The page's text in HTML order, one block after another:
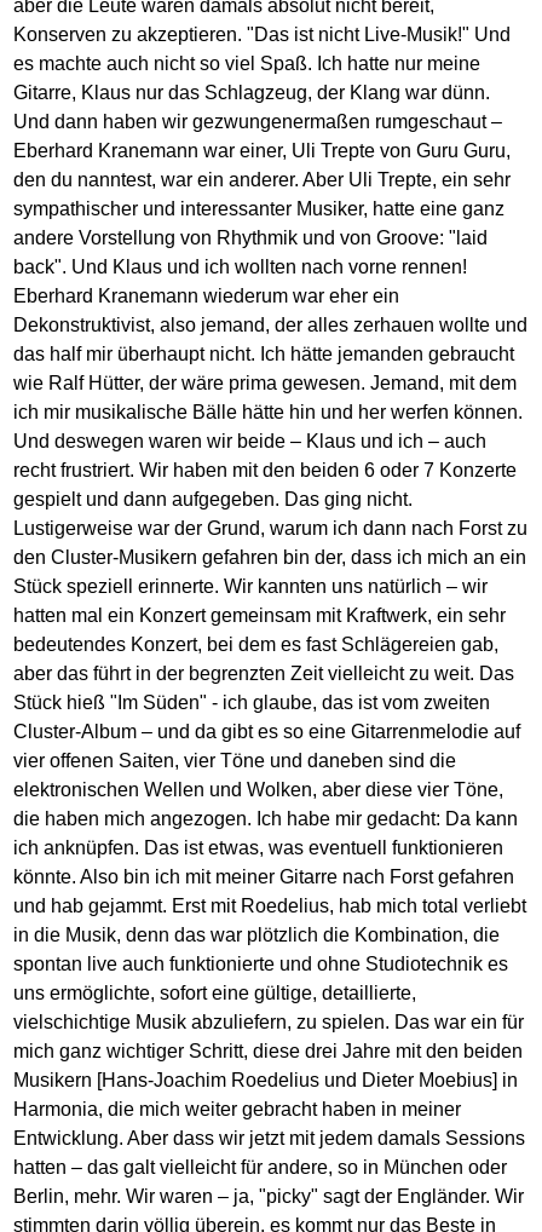
aber die Leute waren damals absolut nicht bereit,
Konserven zu akzeptieren. "Das ist nicht Live-Musik!" Und
es machte auch nicht so viel Spaß. Ich hatte nur meine
Gitarre, Klaus nur das Schlagzeug, der Klang war dünn.
Und dann haben wir gezwungenermaßen rumgeschaut –
Eberhard Kranemann war einer, Uli Trepte von Guru Guru,
den du nanntest, war ein anderer. Aber Uli Trepte, ein sehr
sympathischer und interessanter Musiker, hatte eine ganz
andere Vorstellung von Rhythmik und von Groove: "laid
back". Und Klaus und ich wollten nach vorne rennen!
Eberhard Kranemann wiederum war eher ein
Dekonstruktivist, also jemand, der alles zerhauen wollte und
das half mir überhaupt nicht. Ich hätte jemanden gebraucht
wie Ralf Hütter, der wäre prima gewesen. Jemand, mit dem
ich mir musikalische Bälle hätte hin und her werfen können.
Und deswegen waren wir beide – Klaus und ich – auch
recht frustriert. Wir haben mit den beiden 6 oder 7 Konzerte
gespielt und dann aufgegeben. Das ging nicht.
Lustigerweise war der Grund, warum ich dann nach Forst zu
den Cluster-Musikern gefahren bin der, dass ich mich an ein
Stück speziell erinnerte. Wir kannten uns natürlich – wir
hatten mal ein Konzert gemeinsam mit Kraftwerk, ein sehr
bedeutendes Konzert, bei dem es fast Schlägereien gab,
aber das führt in der begrenzten Zeit vielleicht zu weit. Das
Stück hieß "Im Süden" - ich glaube, das ist vom zweiten
Cluster-Album – und da gibt es so eine Gitarrenmelodie auf
vier offenen Saiten, vier Töne und daneben sind die
elektronischen Wellen und Wolken, aber diese vier Töne,
die haben mich angezogen. Ich habe mir gedacht: Da kann
ich anknüpfen. Das ist etwas, was eventuell funktionieren
könnte. Also bin ich mit meiner Gitarre nach Forst gefahren
und hab gejammt. Erst mit Roedelius, hab mich total verliebt
in die Musik, denn das war plötzlich die Kombination, die
spontan live auch funktionierte und ohne Studiotechnik es
uns ermöglichte, sofort eine gültige, detaillierte,
vielschichtige Musik abzuliefern, zu spielen. Das war ein für
mich ganz wichtiger Schritt, diese drei Jahre mit den beiden
Musikern [Hans-Joachim Roedelius und Dieter Moebius] in
Harmonia, die mich weiter gebracht haben in meiner
Entwicklung. Aber dass wir jetzt mit jedem damals Sessions
hatten – das galt vielleicht für andere, so in München oder
Berlin, mehr. Wir waren – ja, "picky" sagt der Engländer. Wir
stimmten darin völlig überein, es kommt nur das Beste in